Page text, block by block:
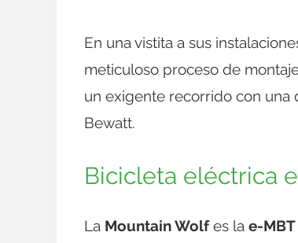
En una vistita a sus
meticuloso proceso de
un exigente recorrido con una
Bewatt.
Bicicleta eléctrica
La Mountain Wolfes la e-MBT